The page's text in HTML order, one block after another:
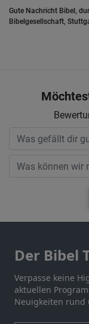
Gute Nachricht Bibel,
Bibelgesellschaft,
Der Bibel
Verpasse keine
aktuellen
Neuigkeiten rund